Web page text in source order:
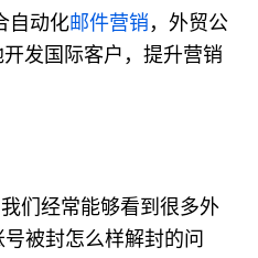
自动化邮件营销 ，外贸公
发国际客户，提升营销
们经常能够看到很多外
被封怎么样解封的问